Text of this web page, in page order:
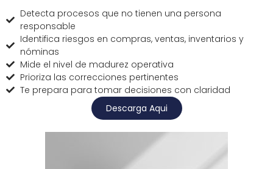
Detecta procesos que no tienen una persona
responsable
Identifica riesgos en compras, ventas, inventarios y
nóminas
Mide el nivel de madurez operativa
Prioriza las correcciones pertinentes
Te prepara para tomar decisiones con claridad
Descarga Aqui